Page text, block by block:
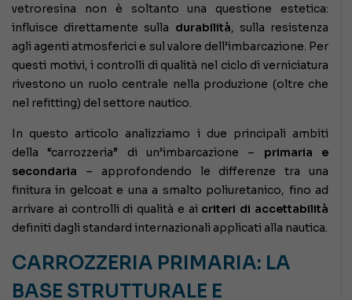
vetroresina non è soltanto una questione estetica:
influisce direttamente sulla durabilità, sulla resistenza
agli agenti atmosferici e sul valore dell’imbarcazione. Per
questi motivi, i controlli di qualità nel ciclo di verniciatura
rivestono un ruolo centrale nella produzione (oltre che
nel refitting) del settore nautico.
In questo articolo analizziamo i due principali ambiti
della “carrozzeria” di un’imbarcazione – primaria e
secondaria – approfondendo le differenze tra una
finitura in gelcoat e una a smalto poliuretanico, fino ad
arrivare ai controlli di qualità e ai criteri di accettabilità
definiti dagli standard internazionali applicati alla nautica.
CARROZZERIA PRIMARIA: LA
BASE STRUTTURALE E